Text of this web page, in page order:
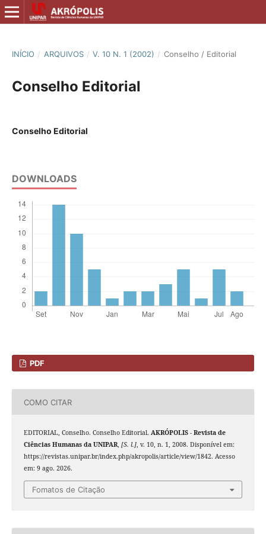
INÍCIO / ARQUIVOS / V. 10 N. 1 (2002) / Conselho / Editorial
Conselho Editorial
Conselho Editorial
DOWNLOADS
PDF
COMO CITAR
EDITORIAL, Conselho. Conselho Editorial. AKRÓPOLIS - Revista de
Ciências Humanas da UNIPAR, [S. l.], v. 10, n. 1, 2008. Disponível em:
https://revistas.unipar.br/index.php/akropolis/article/view/1842. Acesso
em: 9 ago. 2026.
Fomatos de Citação